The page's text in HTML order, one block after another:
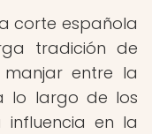
corte española
tradición de
entre la
lo largo de los
en la